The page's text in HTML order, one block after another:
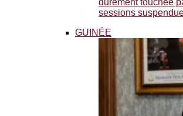
sessions
GUINÉE